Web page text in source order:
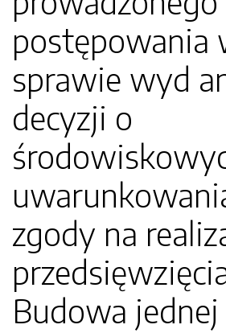
postępowania
sprawie wyd
decyzji o
zgody na
Budowa